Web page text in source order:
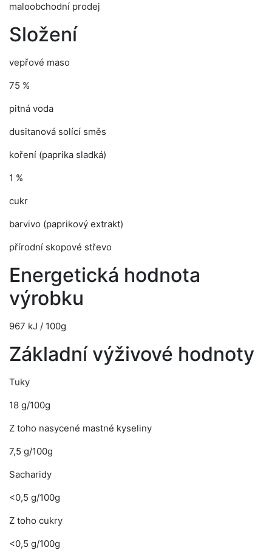
maloobchodní prodej
Složení
vepřové maso
75 %
pitná voda
dusitanová solící směs
koření (paprika sladká)
1 %
cukr
barvivo (paprikový extrakt)
přírodní skopové střevo
Energetická hodnota
výrobku
967 kJ / 100g
Základní výživové hodnoty
Tuky
18 g/100g
Z toho nasycené mastné kyseliny
7,5 g/100g
Sacharidy
<0,5 g/100g
Z toho cukry
<0,5 g/100g